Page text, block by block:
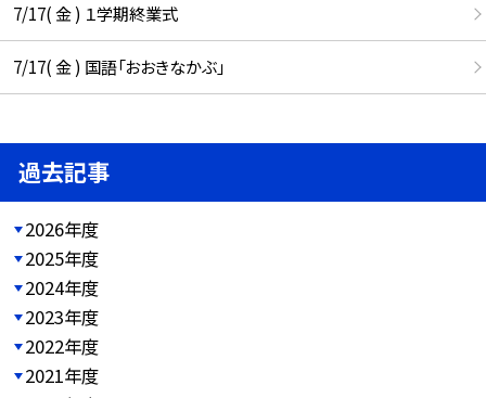
7/17( 金 ) １学期終業式
7/17( 金 ) 国語「おおきなかぶ」
過去記事
2026年度
2025年度
2024年度
2023年度
2022年度
2021年度